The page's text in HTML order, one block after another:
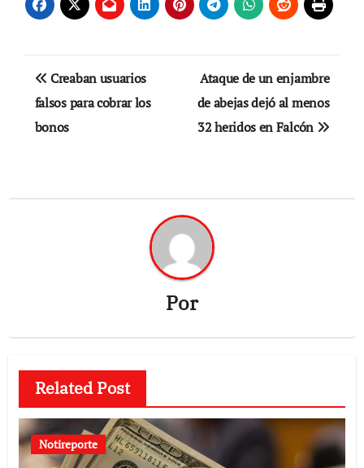
Navegación
de
entradas
Creaban usuarios
falsos para cobrar los
bonos
Ataque de un enjambre
de abejas dejó al menos
32 heridos en Falcón
Por
Related Post
Notireporte